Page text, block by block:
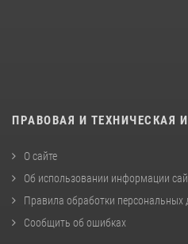
ПРАВОВАЯ И ТЕХНИЧЕСКАЯ
О сайте
Об использовании информации
Правила обработки персональных
Сообщить об ошибках